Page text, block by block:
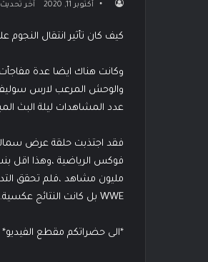
أكتوبر 11, 2020 آخر تحديث:
كيف كان تأثير انتقال
وكانت هناك ايضا عدة
والوحش المرعب لارس
عدد المشاهدات ليلة البث
WWE بل كانت النتائج عكسية.
*الى حضراتكم مقطع الفيديو*